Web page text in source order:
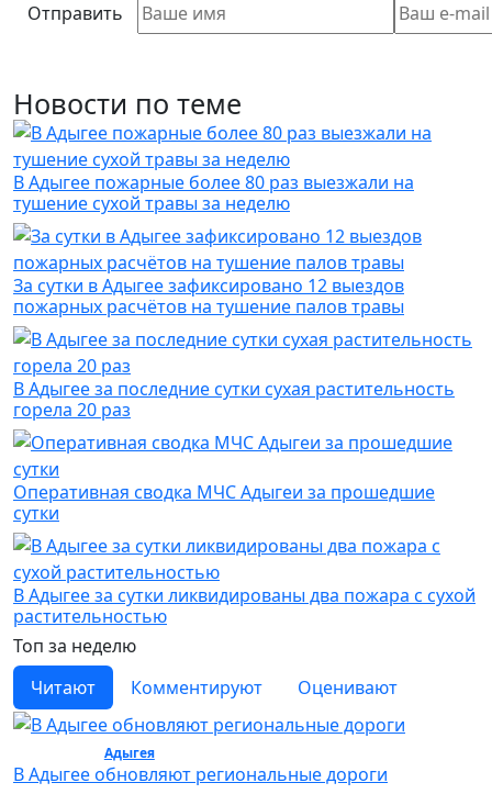
Отправить
Новости по теме
В Адыгее пожарные более 80 раз выезжали на
тушение сухой травы за неделю
За сутки в Адыгее зафиксировано 12 выездов
пожарных расчётов на тушение палов травы
В Адыгее за последние сутки сухая растительность
горела 20 раз
Оперативная сводка МЧС Адыгеи за прошедшие
сутки
В Адыгее за сутки ликвидированы два пожара с сухой
растительностью
Топ за неделю
Читают
Комментируют Оценивают
Адыгея/ Общество
В Адыгее обновляют региональные дороги